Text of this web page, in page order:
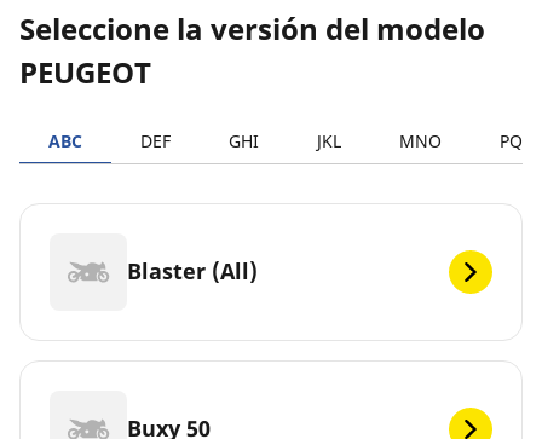
Seleccione la versión del modelo
PEUGEOT
ABC DEF GHI JKL MNO PQRS
Blaster (All)
Buxy 50